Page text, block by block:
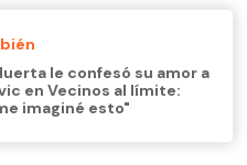
le confesó su amor a
en Vecinos al límite:
imaginé esto"